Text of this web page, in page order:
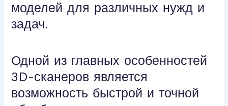
моделей для различных нужд и
задач.
Одной из главных особенностей
3D-сканеров является
возможность быстрой и точной